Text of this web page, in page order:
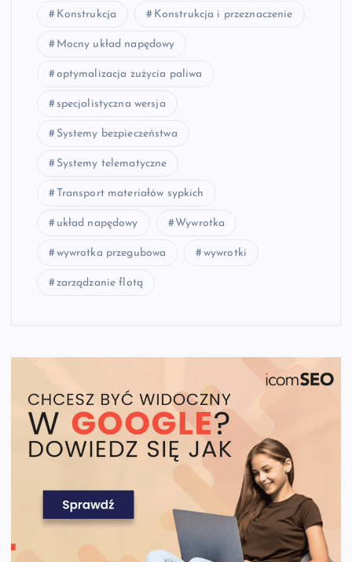
Konstrukcja Konstrukcja i przeznaczenie
Mocny układ napędowy
optymalizacja zużycia paliwa
specjalistyczna wersja
Systemy bezpieczeństwa
Systemy telematyczne
Transport materiałów sypkich
układ napędowy Wywrotka
wywrotka przegubowa wywrotki
zarządzanie flotą